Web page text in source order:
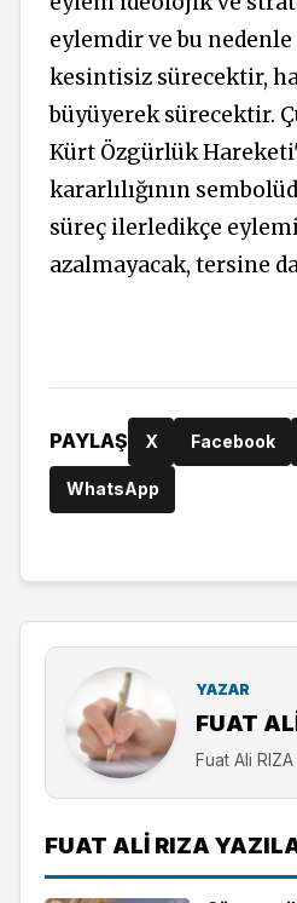
eylemdir ve bu
kesintisiz sürecektir,
büyüyerek sürecektir.
Kürt Özgürlük
kararlılığının
süreç ilerledikçe
azalmayacak, tersine
PAYLAŞ X Facebook
WhatsApp
YAZAR
FUAT
Fuat Ali RIZA
FUAT ALI RIZA